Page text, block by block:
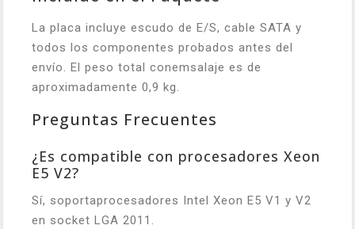
La placa incluye escudo de E/S, cable SATA y
todos los componentes probados antes del
envío. El peso total conemsalaje es de
aproximadamente 0,9 kg.
Preguntas Frecuentes
¿Es compatible con procesadores Xeon
E5 V2?
Sí, soportaprocesadores Intel Xeon E5 V1 y V2
en socket LGA 2011.